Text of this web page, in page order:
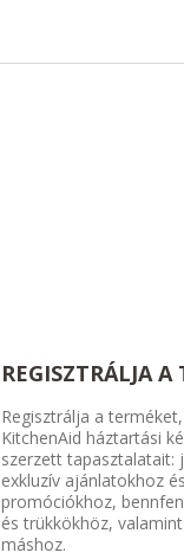
REGISZTRÁLJA A
Regisztrálja a
KitchenAid háztartási
szerzett tapasztalatait:
exkluzív ajánlatokhoz és
promóciókhoz,
és trükkökhöz,
máshoz.